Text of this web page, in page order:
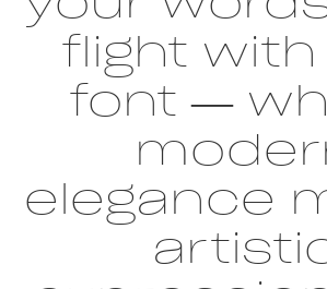
flight
font —
elegance